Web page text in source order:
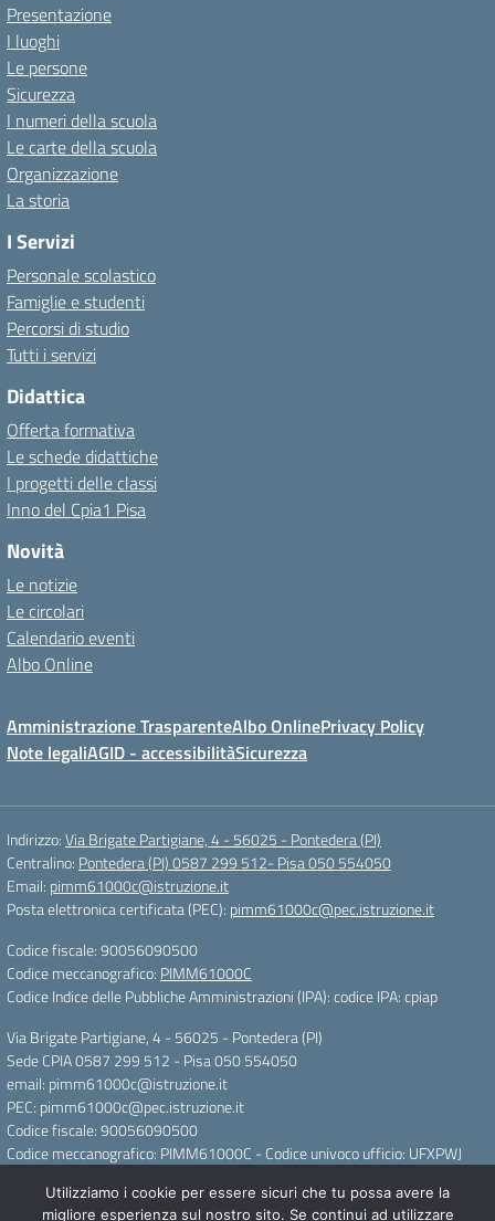
Presentazione
I luoghi
Le persone
Sicurezza
I numeri della scuola
Le carte della scuola
Organizzazione
La storia
I Servizi
Personale scolastico
Famiglie e studenti
Percorsi di studio
Tutti i servizi
Didattica
Offerta formativa
Le schede didattiche
I progetti delle classi
Inno del Cpia1 Pisa
Novità
Le notizie
Le circolari
Calendario eventi
Albo Online
Amministrazione TrasparenteAlbo OnlinePrivacy Policy
Note legaliAGID - accessibilitàSicurezza
Indirizzo:Via Brigate Partigiane, 4 - 56025 - Pontedera (PI)
Centralino: Pontedera (PI) 0587 299 512- Pisa 050 554050
Email: pimm61000c@istruzione.it
Posta elettronica certificata (PEC): pimm61000c@pec.istruzione.it
Codice fiscale: 90056090500
Codice meccanografico: PIMM61000C
Codice Indice delle Pubbliche Amministrazioni (IPA): codice IPA: cpiap
Via Brigate Partigiane, 4 - 56025 - Pontedera (PI)
Sede CPIA 0587 299 512 - Pisa 050 554050
email: pimm61000c@istruzione.it
PEC: pimm61000c@pec.istruzione.it
Codice fiscale: 90056090500
Codice meccanografico: PIMM61000C - Codice univoco ufficio: UFXPWJ
Utilizziamo i cookie per essere sicuri che tu possa avere la
migliore esperienza sul nostro sito. Se continui ad utilizzare